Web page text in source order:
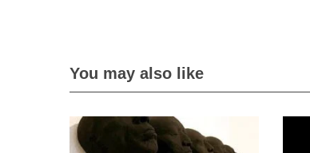
You may also like